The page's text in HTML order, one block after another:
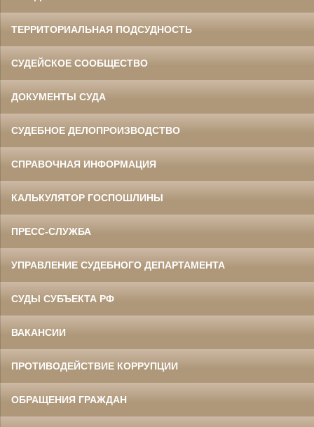
ТЕРРИТОРИАЛЬНАЯ ПОДСУДНОСТЬ
СУДЕЙСКОЕ СООБЩЕСТВО
ДОКУМЕНТЫ СУДА
СУДЕБНОЕ ДЕЛОПРОИЗВОДСТВО
СПРАВОЧНАЯ ИНФОРМАЦИЯ
КАЛЬКУЛЯТОР ГОСПОШЛИНЫ
ПРЕСС-СЛУЖБА
УПРАВЛЕНИЕ СУДЕБНОГО ДЕПАРТАМЕНТА
СУДЫ СУБЪЕКТА РФ
ВАКАНСИИ
ПРОТИВОДЕЙСТВИЕ КОРРУПЦИИ
ОБРАЩЕНИЯ ГРАЖДАН